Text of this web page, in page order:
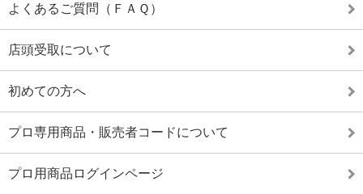
よくあるご質問（ＦＡＱ）
店頭受取について
初めての方へ
プロ専用商品・販売者コードについて
プロ用商品ログインページ